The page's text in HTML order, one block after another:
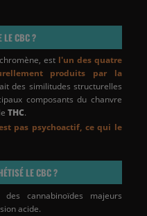
LE CBC ?
est l'un des quatre
produits par la
des similitudes structurelles
composants du chanvre
THC.
pas psychoactif, ce qui le
LE CBC ?
cannabinoïdes majeurs
acide.